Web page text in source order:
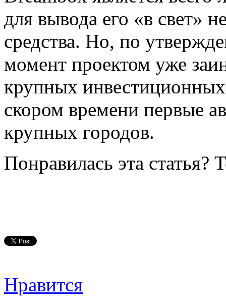
для вывода его «в свет»
средства. Но, по
момент проектом уже
крупных
скором времени первые
крупных городов.
Понравилась эта статья?
Нравится